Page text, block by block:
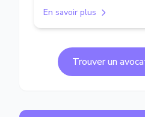
En savoir plus
Trouver un